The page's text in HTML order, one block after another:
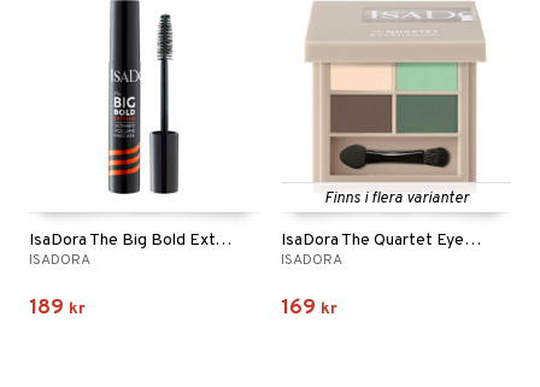
IsaDora The Big Bold Extreme Mascara
ISADORA
189 kr
Finns i flera varianter
IsaDora The Quartet Eyeshadow
ISADORA
169 kr